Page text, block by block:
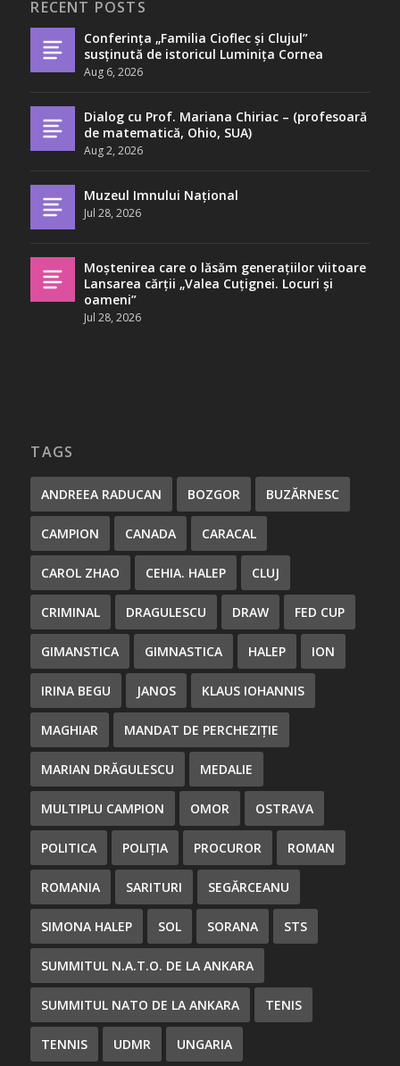
RECENT POSTS
Conferința „Familia Cioflec și Clujul”
susținută de istoricul Luminița Cornea
Aug 6, 2026
Dialog cu Prof. Mariana Chiriac – (profesoară
de matematică, Ohio, SUA)
Aug 2, 2026
Muzeul Imnului Național
Jul 28, 2026
Moștenirea care o lăsăm generațiilor viitoare
Lansarea cărții „Valea Cuțignei. Locuri și
oameni”
Jul 28, 2026
TAGS
ANDREEA RADUCAN BOZGOR BUZĂRNESC
CAMPION CANADA CARACAL
CAROL ZHAO CEHIA. HALEP CLUJ
CRIMINAL DRAGULESCU DRAW FED CUP
GIMANSTICA GIMNASTICA HALEP ION
IRINA BEGU JANOS KLAUS IOHANNIS
MAGHIAR MANDAT DE PERCHEZIȚIE
MARIAN DRĂGULESCU MEDALIE
MULTIPLU CAMPION OMOR OSTRAVA
POLITICA POLIȚIA PROCUROR ROMAN
ROMANIA SARITURI SEGĂRCEANU
SIMONA HALEP SOL SORANA STS
SUMMITUL N.A.T.O. DE LA ANKARA
SUMMITUL NATO DE LA ANKARA TENIS
TENNIS UDMR UNGARIA